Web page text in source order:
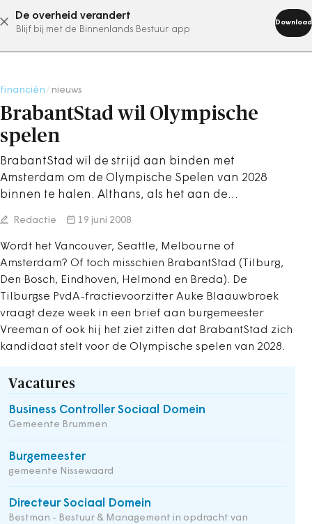
De overheid verandert
Blijf bij met de Binnenlands Bestuur app
Download
abonneer nu
financiën nieuws
BrabantStad wil Olympische
spelen
BrabantStad wil de strijd aan binden met
Amsterdam om de Olympische Spelen van 2028
binnen te halen. Althans, als het aan de…
Redactie 19 juni 2008
Wordt het Vancouver, Seattle, Melbourne of
Amsterdam? Of toch misschien BrabantStad (Tilburg,
Den Bosch, Eindhoven, Helmond en Breda). De
Tilburgse PvdA-fractievoorzitter Auke Blaauwbroek
vraagt deze week in een brief aan burgemeester
Vreeman of ook hij het ziet zitten dat BrabantStad zich
kandidaat stelt voor de Olympische spelen van 2028.
Vacatures
Business Controller Sociaal Domein
Gemeente Brummen
Burgemeester
gemeente Nissewaard
Directeur Sociaal Domein
Bestman - Bestuur & Management in opdracht van